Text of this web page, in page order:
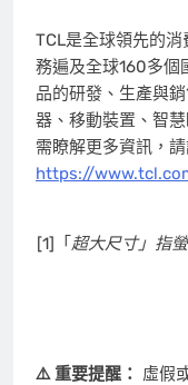
TCL是全球領先的
務遍及全球160多個
品的研發、生產與
器、移動裝置、智
需瞭解更多資訊，
https://
[1]「 超大尺寸」指
⚠️ 重要提醒： 虛假